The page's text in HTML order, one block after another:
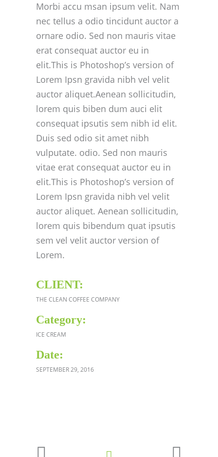
Morbi accu msan ipsum velit. Nam
nec tellus a odio tincidunt auctor a
ornare odio. Sed non mauris vitae
erat consequat auctor eu in
elit.This is Photoshop’s version of
Lorem Ipsn gravida nibh vel velit
auctor aliquet.Aenean sollicitudin,
lorem quis biben dum auci elit
consequat ipsutis sem nibh id elit.
Duis sed odio sit amet nibh
vulputate. odio. Sed non mauris
vitae erat consequat auctor eu in
elit.This is Photoshop’s version of
Lorem Ipsn gravida nibh vel velit
auctor aliquet. Aenean sollicitudin,
lorem quis bibendum quat ipsutis
sem vel velit auctor version of
Lorem.
CLIENT:
THE CLEAN COFFEE COMPANY
Category:
ICE CREAM
Date:
SEPTEMBER 29, 2016